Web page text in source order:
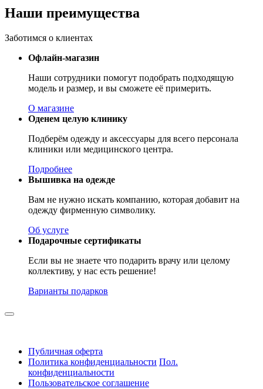
Наши преимущества
Заботимся о клиентах
Офлайн-магазин
Наши сотрудники помогут подобрать подходящую
модель и размер, и вы сможете её примерить.
О магазине
Оденем целую клинику
Подберём одежду и аксессуары для всего персонала
клиники или медицинского центра.
Подробнее
Вышивка на одежде
Вам не нужно искать компанию, которая добавит на
одежду фирменную символику.
Об услуге
Подарочные сертификаты
Если вы не знаете что подарить врачу или целому
коллективу, у нас есть решение!
Варианты подарков
Публичная оферта
Политика конфиденциальности Пол.
конфиденциальности
Пользовательское соглашение